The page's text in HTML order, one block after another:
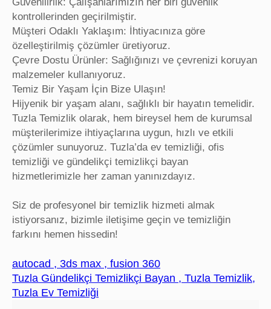
kontrollerinden geçirilmiştir.
Müşteri Odaklı Yaklaşım: İhtiyacınıza göre
özelleştirilmiş çözümler üretiyoruz.
Çevre Dostu Ürünler: Sağlığınızı ve çevrenizi koruyan
malzemeler kullanıyoruz.
Temiz Bir Yaşam İçin Bize Ulaşın!
Hijyenik bir yaşam alanı, sağlıklı bir hayatın temelidir.
Tuzla Temizlik olarak, hem bireysel hem de kurumsal
müşterilerimize ihtiyaçlarına uygun, hızlı ve etkili
çözümler sunuyoruz. Tuzla’da ev temizliği, ofis
temizliği ve gündelikçi temizlikçi bayan
hizmetlerimizle her zaman yanınızdayız.
Siz de profesyonel bir temizlik hizmeti almak
istiyorsanız, bizimle iletişime geçin ve temizliğin
farkını hemen hissedin!
autocad , 3ds max , fusion 360
Tuzla Gündelikçi Temizlikçi Bayan , Tuzla Temizlik,
Tuzla Ev Temizliği